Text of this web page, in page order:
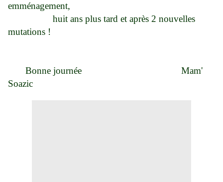
emménagement,
huit ans plus tard et après 2 nouvelles
mutations !
Bonne journée Mam'
Soazic